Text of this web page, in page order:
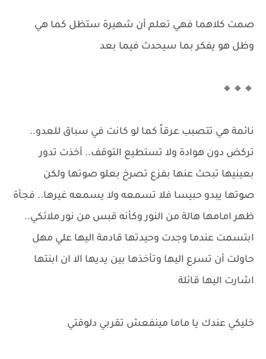
صمت كلاهما فهي تعلم أن شهيرة ستظل كما هي
وظل هو يفكر بما سيحدث فيما بعد
🔸🔸🔸
نائمة هي تتصبب عرقاً كما لو كانت في سباق للعدو..
تركض دون هوادة ولا تستطيع التوقف.. أخذت تدور
بعينيها تبحث عنها بفزع تصرخ بعلو صوتها ولكن
صوتها يبدو حبيسا فلا تسمعه ولا يسمعه غيرها.. فجأة
ظهر امامها هالة من النور وكأنه قبس من نور ملائكي..
ابتسمت عندما وجدت وحيدتها قادمة اليها علي مهل
حاولت أن تسرع اليها وتأخذها بين يديها الا ان ابنتها
اشارت اليها قائلة
خليكي عندك يا ماما مينفعش تقربي دلوقتي